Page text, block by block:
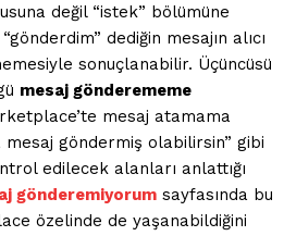
değil “istek” bölümüne
dediğin mesajın alıcı
sonuçlanabilir. Üçüncüsü
mesaj gönderememe
mesaj atamama
mesaj göndermiş olabilirsin” gibi
edilecek alanları anlattığı
gönderemiyorum sayfasında bu
özelinde de yaşanabildiğini